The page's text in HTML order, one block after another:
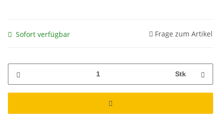
Sofort verfügbar Frage zum Artikel
Stk